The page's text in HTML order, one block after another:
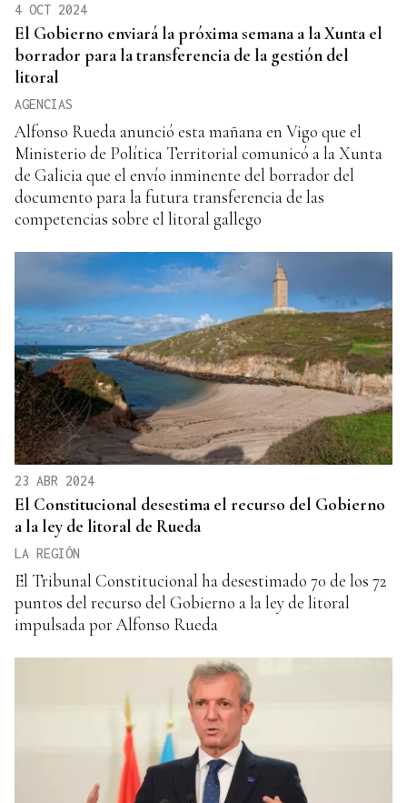
4 OCT 2024
El Gobierno enviará la próxima semana a la Xunta el
borrador para la transferencia de la gestión del
litoral
AGENCIAS
Alfonso Rueda anunció esta mañana en Vigo que el
Ministerio de Política Territorial comunicó a la Xunta
de Galicia que el envío inminente del borrador del
documento para la futura transferencia de las
competencias sobre el litoral gallego
23 ABR 2024
El Constitucional desestima el recurso del Gobierno
a la ley de litoral de Rueda
LA REGIÓN
El Tribunal Constitucional ha desestimado 70 de los 72
puntos del recurso del Gobierno a la ley de litoral
impulsada por Alfonso Rueda